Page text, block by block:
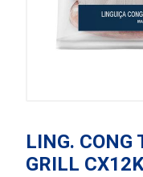
LING. CONG
GRILL